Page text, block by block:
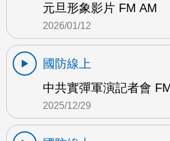
元旦形象影片 FM AM
2026/01/12
國防線上
中共實彈軍演記者會
2025/12/29